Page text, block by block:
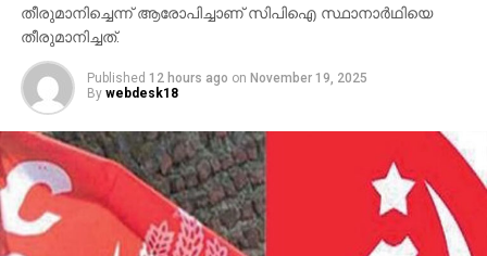
എന്നാല്‍, വോട്ടര്‍ പട്ടികയില്‍ നിന്ന് ഒഴിവാക്കിയത്
അനീതിയാണെന്നും രാഷ്ട്രീയകാരണങ്ങളാല്‍
ഒഴിവാക്കുകയല്ല വേണ്ടതെന്നും ഹൈക്കോടതി
വിമര്‍ശിച്ചു. വോട്ടര്‍ പട്ടികയില്‍ ഉള്‍പ്പെടുത്താനുള്ള
നടപടിയെടുക്കണം. മത്സരിക്കാന്‍ ഇറങ്ങിയ ഒരാളെ
രാഷ്ട്രീയ കാരണത്താല്‍ ഒഴിവാക്കുകയല്ല വേണ്ടത്. 24
വയസുള്ള പെണ്‍കുട്ടിക്ക് സാങ്കേതിക കാരണം പറഞ്ഞ്
തെരഞ്ഞെടുപ്പ് മത്സരിക്കാനുള്ള സാധ്യത
ഇല്ലാതാക്കരുതെന്നും കോടതി പറഞ്ഞിരുന്നു.
തീരുമാനിച്ചെന്ന് ആരോപിച്ചാണ് സിപിഐ സ്ഥാനാര്‍ഥിയെ
തീരുമാനിച്ചത്.
Published 12 hours ago on November 19, 2025
By webdesk18